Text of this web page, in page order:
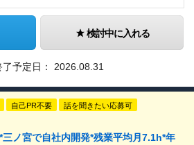
検討中に入れる
予定日： 2026.08.31
自己PR不要 話を聞きたい応募可
ノ宮で自社内開発*残業平均月7.1h*年